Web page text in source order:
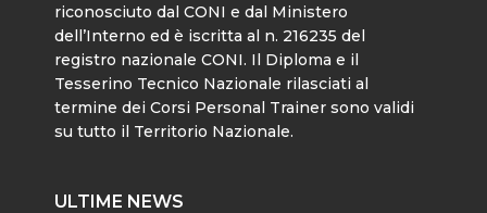
riconosciuto dal CONI e dal Ministero
dell’Interno ed è iscritta al n. 216235 del
registro nazionale CONI. Il Diploma e il
Tesserino Tecnico Nazionale rilasciati al
termine dei Corsi Personal Trainer sono validi
su tutto il Territorio Nazionale.
ULTIME NEWS